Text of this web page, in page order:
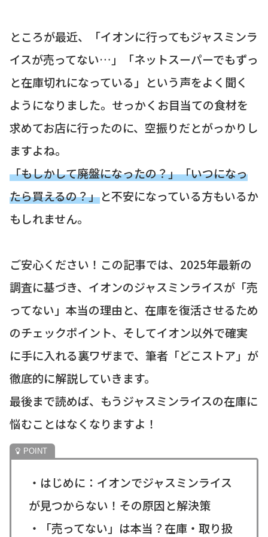
ところが最近、「イオンに行ってもジャスミンラ
イスが売ってない…」「ネットスーパーでもずっ
と在庫切れになっている」という声をよく聞く
ようになりました。せっかくお目当ての食材を
求めてお店に行ったのに、空振りだとがっかりし
ますよね。
「もしかして廃盤になったの？」「いつになっ
たら買えるの？」と不安になっている方もいるか
もしれません。
ご安心ください！この記事では、2025年最新の
調査に基づき、イオンのジャスミンライスが「売
ってない」本当の理由と、在庫を復活させるため
のチェックポイント、そしてイオン以外で確実
に手に入れる裏ワザまで、筆者「どこストア」が
徹底的に解説していきます。
最後まで読めば、もうジャスミンライスの在庫に
悩むことはなくなりますよ！
・はじめに：イオンでジャスミンライス
が見つからない！その原因と解決策
・「売ってない」は本当？在庫・取り扱